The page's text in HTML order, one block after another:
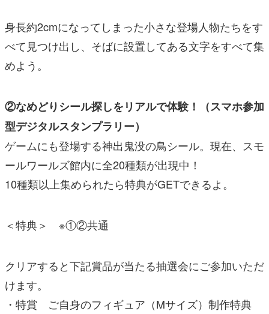
身長約2cmになってしまった小さな登場人物たちをす
べて見つけ出し、そばに設置してある文字をすべて集
めよう。
②なめどりシール探しをリアルで体験！（スマホ参加
型デジタルスタンプラリー）
ゲームにも登場する神出鬼没の鳥シール。現在、スモ
ールワールズ館内に全20種類が出現中！
10種類以上集められたら特典がGETできるよ。
＜特典＞ ※①②共通
クリアすると下記賞品が当たる抽選会にご参加いただ
けます。
・特賞 ご自身のフィギュア（Mサイズ）制作特典